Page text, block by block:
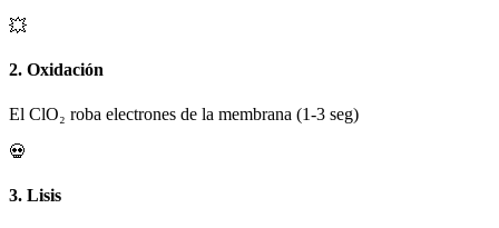
💥
2. Oxidación
El ClO₂ roba electrones de la membrana (1-3 seg)
💀
3. Lisis